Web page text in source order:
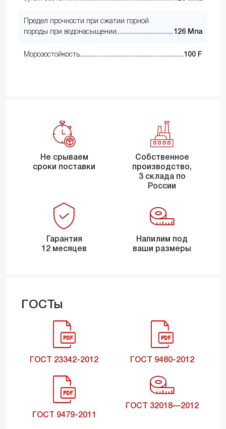
Предел прочности при сжатии горной
породы при водонасыщении
126 Мпа
Морозостойкость 100 F
Не срываем
сроки поставки
Собственное
производство,
3 склада по
России
Гарантия
12 месяцев
Напилим под
ваши размеры
ГОСТы
ГОСТ 23342-2012 ГОСТ 9480-2012
ГОСТ 9479-2011
ГОСТ 32018—2012